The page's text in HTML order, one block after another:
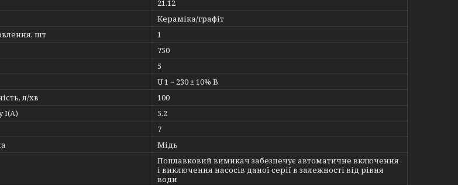
21.12
Кераміка/графіт
шт
1
750
5
U 1 ~ 230 ± 10% В
л/хв
100
I(А)
5.2
7
Мідь
Поплавковий вимикач забезпечує автоматичне включення
і виключення насосів даної серії в залежності від рівня
води